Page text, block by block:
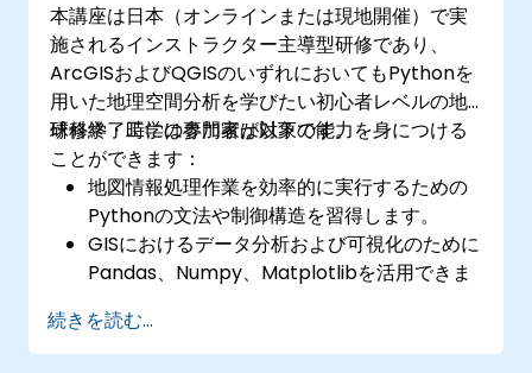
本講座は日本（オンラインまたは現地開催）で実
施されるインストラクター主導型研修であり、
ArcGISおよびQGISのいずれにおいてもPythonを
用いた地理空間分析を学びたい初心者レベルの地
球科学・工学の専門家が対象です。
研修終了時には参加者は以下の能力を身につける
ことができます：
地図情報処理作業を効率的に実行するための
Pythonの文法や制御構造を習得します。
GISにおけるデータ分析および可視化のために
Pandas、Numpy、Matplotlibを活用できま
GeopandasやArcpy、PyQGISといったライ
ブラリを用いてベクターデータを操作・解析
続きを読む...